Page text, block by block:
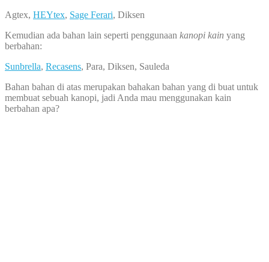
Agtex, HEYtex, Sage Ferari, Diksen
Kemudian ada bahan lain seperti penggunaan kanopi kain yang
berbahan:
Sunbrella, Recasens, Para, Diksen, Sauleda
Bahan bahan di atas merupakan bahakan bahan yang di buat untuk
membuat sebuah kanopi, jadi Anda mau menggunakan kain
berbahan apa?